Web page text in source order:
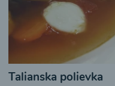
Talianska polievka